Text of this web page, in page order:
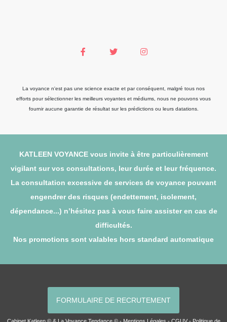
La voyance n'est pas une science exacte et par conséquent, malgré tous nos
efforts pour sélectionner les meilleurs voyantes et médiums, nous ne pouvons vous
fournir aucune garantie de résultat sur les prédictions ou leurs datations.
KATLEEN VOYANCE vous invite à être particulièrement
vigilant sur vos consultations, leur durée et leur fréquence.
La consultation excessive de services de voyance pouvant
engendrer des risques (endettement, isolement,
dépendance...) n’hésitez pas à vous faire assister en cas de
difficultés.
Nos promotions sont valables hors standard automatique
FORMULAIRE DE RECRUTEMENT
Cabinet Katleen © & La Voyance Tendance © - Mentions Légales - CGUV- Politique de